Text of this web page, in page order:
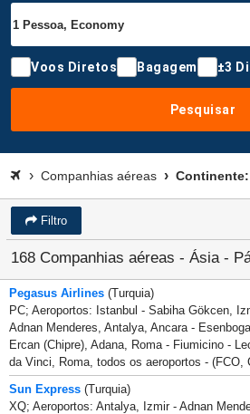
Voos Diretos Bagagem ±3
Pesquisar
Companhias aéreas
Filtro
168 Companhias aéreas - Ásia -
Pegasus Airlines (Turquia)
PC; Aeroportos: Istanbul - Sabiha Gökcen,
Adnan Menderes, Antalya, Ancara - Esenboga,
Ercan (Chipre), Adana, Roma - Fiumicino -
da Vinci, Roma, todos os aeroportos - (FCO,
Sun Express (Turquia)
XQ; Aeroportos: Antalya, Izmir - Adnan